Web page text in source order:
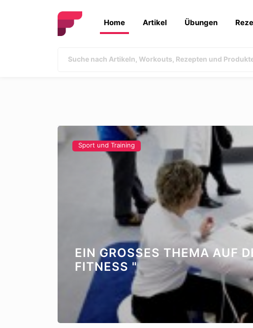
Home Artikel Übungen
Sport und Training
EIN GROSSES THEMA AUF
ITNESS "